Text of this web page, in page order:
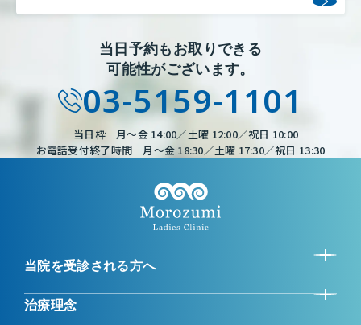
当日予約もお取りできる
可能性がございます。
03-5159-1101
当日枠 月～金 14:00／土曜 12:00／祝日 10:00
お電話受付終了時間 月～金 18:30／土曜 17:30／祝日 13:30
当院を受診される方へ
治療理念